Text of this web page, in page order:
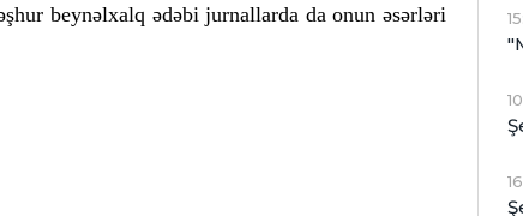
beynəlxalq ədəbi jurnallarda da onun əsərləri